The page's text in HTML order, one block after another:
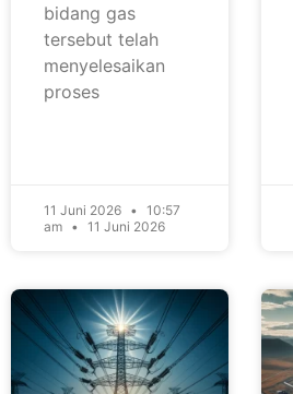
bidang gas
tersebut telah
menyelesaikan
proses
11 Juni 2026
10:57
am
11 Juni 2026